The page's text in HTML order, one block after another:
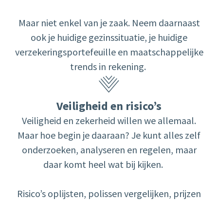
Maar niet enkel van je zaak. Neem daarnaast
ook je huidige gezinssituatie, je huidige
verzekeringsportefeuille en maatschappelijke
trends in rekening. ​
Veiligheid en risico’s
Veiligheid en zekerheid willen we allemaal.
Maar hoe begin je daaraan? Je kunt alles zelf
onderzoeken, analyseren en regelen, maar
daar komt heel wat bij kijken.
Risico’s oplijsten, polissen vergelijken, prijzen